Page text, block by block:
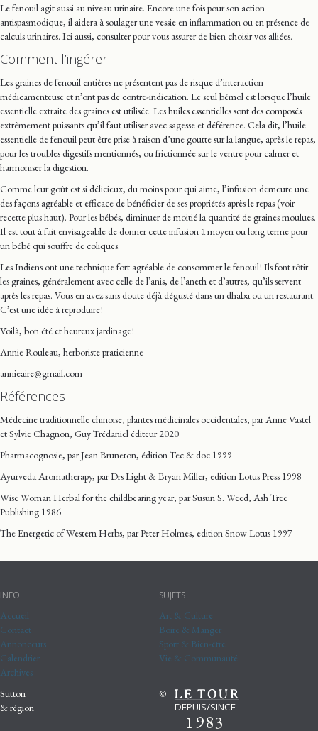
Le fenouil agit aussi au niveau urinaire. Encore une fois pour son action
antispasmodique, il aidera à soulager une vessie en inflammation ou en présence de
calculs urinaires. Ici aussi, consulter pour vous assurer de bien choisir vos alliées.
Comment l’ingérer
Les graines de fenouil entières ne présentent pas de risque d’interaction
médicamenteuse et n’ont pas de contre-indication. Le seul bémol est lorsque l’huile
essentielle extraite des graines est utilisée. Les huiles essentielles sont des composés
extrêmement puissants qu’il faut utiliser avec sagesse et déférence. Cela dit, l’huile
essentielle de fenouil peut être prise à raison d’une goutte sur la langue, après le repas,
pour les troubles digestifs mentionnés, ou frictionnée sur le ventre pour calmer et
harmoniser la digestion.
Comme leur goût est si délicieux, du moins pour qui aime, l’infusion demeure une
des façons agréable et efficace de bénéficier de ses propriétés après le repas (voir
recette plus haut). Pour les bébés, diminuer de moitié la quantité de graines moulues.
Il est tout à fait envisageable de donner cette infusion à moyen ou long terme pour
un bébé qui souffre de coliques.
Les Indiens ont une technique fort agréable de consommer le fenouil ! Ils font rôtir
les graines, généralement avec celle de l’anis, de l’aneth et d’autres, qu’ils servent
après les repas. Vous en avez sans doute déjà dégusté dans un dhaba ou un restaurant.
C’est une idée à reproduire !
Voilà, bon été et heureux jardinage !
Annie Rouleau, herboriste praticienne
annieaire@gmail.com
Références :
Médecine traditionnelle chinoise, plantes médicinales occidentales, par Anne Vastel
et Sylvie Chagnon, Guy Trédaniel éditeur 2020
Pharmacognosie, par Jean Bruneton, édition Tec & doc 1999
Ayurveda Aromatherapy, par Drs Light & Bryan Miller, edition Lotus Press 1998
Wise Woman Herbal for the childbearing year, par Susun S. Weed, Ash Tree
Publishing 1986
The Energetic of Western Herbs, par Peter Holmes, edition Snow Lotus 1997
INFO
Accueil
Contact
Annonceurs
Calendrier
Archives
SUJETS
Art & Culture
Boire & Manger
Sport & Bien-être
Vie & Communauté
Sutton
& région
©
DEPUIS/SINCE
1983